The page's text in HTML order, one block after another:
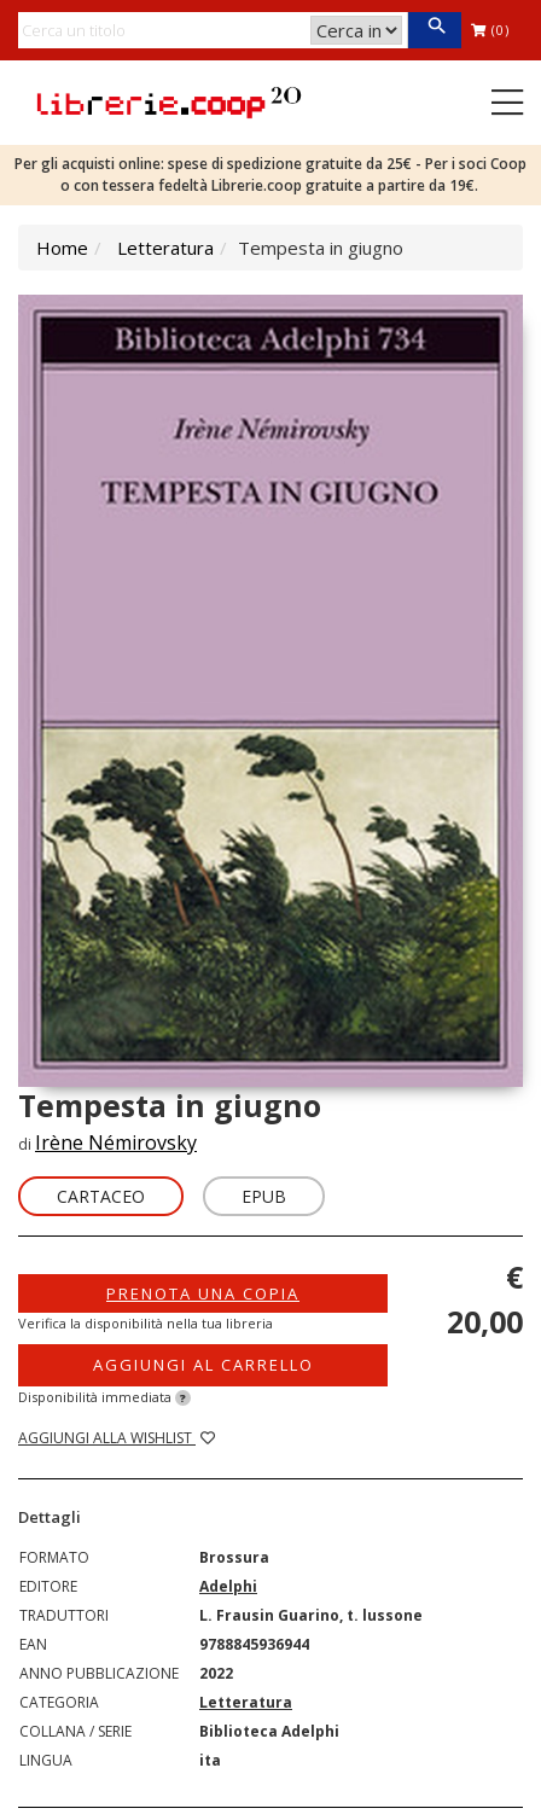
(0)
Per gli acquisti online: spese di spedizione gratuite da 25€ - Per i soci Coop
o con tessera fedeltà Librerie.coop gratuite a partire da 19€.
Home Letteratura Tempesta in giugno
Tempesta in giugno
di Irène Némirovsky
CARTACEO EPUB
PRENOTA UNA COPIA
Verifica la disponibilità nella tua libreria
AGGIUNGI AL CARRELLO
Disponibilità immediata ?
AGGIUNGI ALLA WISHLIST
€
20,00
Dettagli
FORMATO
Brossura
EDITORE
Adelphi
TRADUTTORI
L. Frausin Guarino, t. lussone
EAN
9788845936944
ANNO PUBBLICAZIONE
2022
CATEGORIA
Letteratura
COLLANA / SERIE
Biblioteca Adelphi
LINGUA
ita